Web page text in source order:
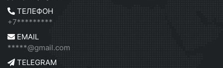
ТЕЛЕФОН
+7*********
EMAIL
*****@gmail.com
TELEGRAM